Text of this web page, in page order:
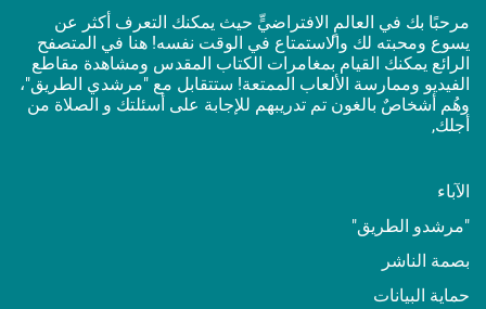
مرحبًا بك في العالمٍ الافتراضيٍّ حيث يمكنك التعرف أكثر عن
يسوع ومحبته لك والاستمتاع في الوقت نفسه! هنا في المتصفح
الرائع يمكنك القيام بمغامرات الكتاب المقدس ومشاهدة مقاطع
الفيديو وممارسة الألعاب الممتعة! ستتقابل مع "مرشدي الطريق"،
وهُم أشخاصٌ بالغون تم تدريبهم للإجابة على أسئلتك و الصلاة من
أجلك,
الآباء
"مرشدو الطريق"
بصمة الناشر
حماية البيانات